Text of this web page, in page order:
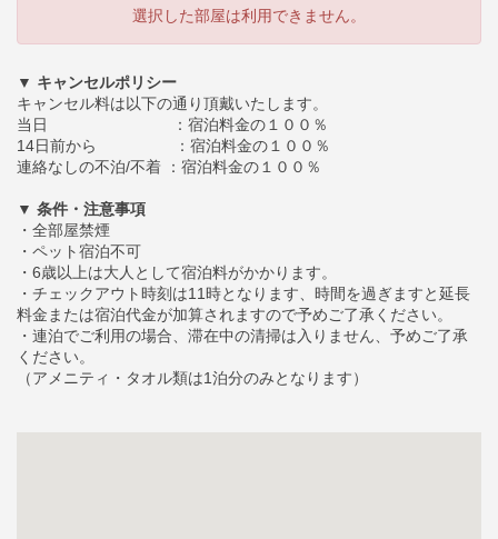
選択した部屋は利用できません。
▼ キャンセルポリシー
キャンセル料は以下の通り頂戴いたします。
当日 ：宿泊料金の１００％
14日前から ：宿泊料金の１００％
連絡なしの不泊/不着 ：宿泊料金の１００％
▼ 条件・注意事項
・全部屋禁煙
・ペット宿泊不可
・6歳以上は大人として宿泊料がかかります。
・チェックアウト時刻は11時となります、時間を過ぎますと延長
料金または宿泊代金が加算されますので予めご了承ください。
・連泊でご利用の場合、滞在中の清掃は入りません、予めご了承
ください。
（アメニティ・タオル類は1泊分のみとなります）